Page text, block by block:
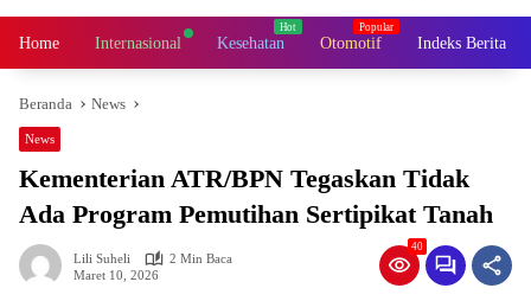
Home Internasional Kesehatan Otomotif Indeks Berita
Beranda News
News
Kementerian ATR/BPN Tegaskan Tidak
Ada Program Pemutihan Sertipikat Tanah
Lili Suheli
2 Min Baca
Maret 10, 2026
40